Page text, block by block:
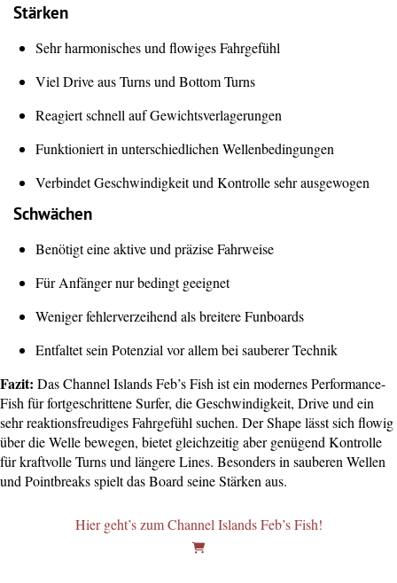
Stärken
Sehr harmonisches und flowiges Fahrgefühl
Viel Drive aus Turns und Bottom Turns
Reagiert schnell auf Gewichtsverlagerungen
Funktioniert in unterschiedlichen Wellenbedingungen
Verbindet Geschwindigkeit und Kontrolle sehr ausgewogen
Schwächen
Benötigt eine aktive und präzise Fahrweise
Für Anfänger nur bedingt geeignet
Weniger fehlerverzeihend als breitere Funboards
Entfaltet sein Potenzial vor allem bei sauberer Technik
Fazit: Das Channel Islands Feb’s Fish ist ein modernes Performance-
Fish für fortgeschrittene Surfer, die Geschwindigkeit, Drive und ein
sehr reaktionsfreudiges Fahrgefühl suchen. Der Shape lässt sich flowig
über die Welle bewegen, bietet gleichzeitig aber genügend Kontrolle
für kraftvolle Turns und längere Lines. Besonders in sauberen Wellen
und Pointbreaks spielt das Board seine Stärken aus.
Hier geht’s zum Channel Islands Feb’s Fish!